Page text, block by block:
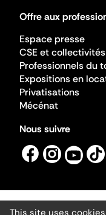
Offre aux
Espace presse
CSE et collectivités
Professionnels du
Expositions en
Privatisations
Mécénat
Nous suivre
This site uses